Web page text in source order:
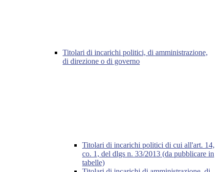
Titolari di incarichi politici, di amministrazione,
di direzione o di governo
Titolari di incarichi politici di cui all'art. 14,
co. 1, del dlgs n. 33/2013 (da pubblicare in
tabelle)